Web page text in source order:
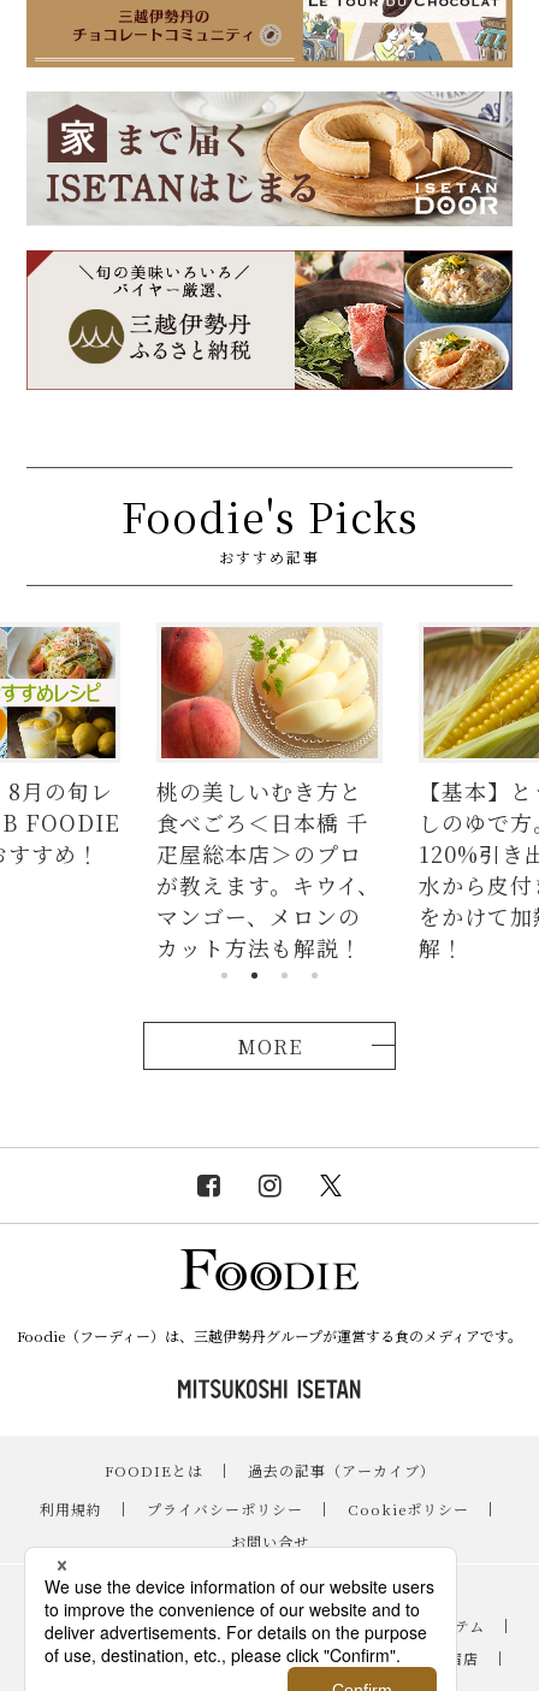
Foodie's Picks
おすすめ記事
月の旬レ
FOODIE
すめ！
桃の美しいむき方と
食べごろ＜日本橋 千
疋屋総本店＞のプロ
が教えます。キウイ、
マンゴー、メロンの
カット方法も解説！
【基本】
しのゆで
120%引き
水から皮
をかけて
解！
MORE
Foodie（フーディー）は、三越伊勢丹グループが運営する食のメディアです。
FOODIEとは ｜
過去の記事（アーカイブ）
｜
利用規約 ｜ プライバシーポリシー ｜ Cookieポリシー
｜
お問い合せ
レシピ ｜
スイーツ
｜
手土産・ギフト ｜ ニュース・イベント ｜ おすすめアイテム
｜
読み物・コラム
｜ バイヤーのイチオシ！ ｜ 伊勢丹新宿店
｜